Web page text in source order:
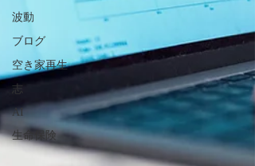
波動
ブログ
空き家再生
志
AI
生命保険